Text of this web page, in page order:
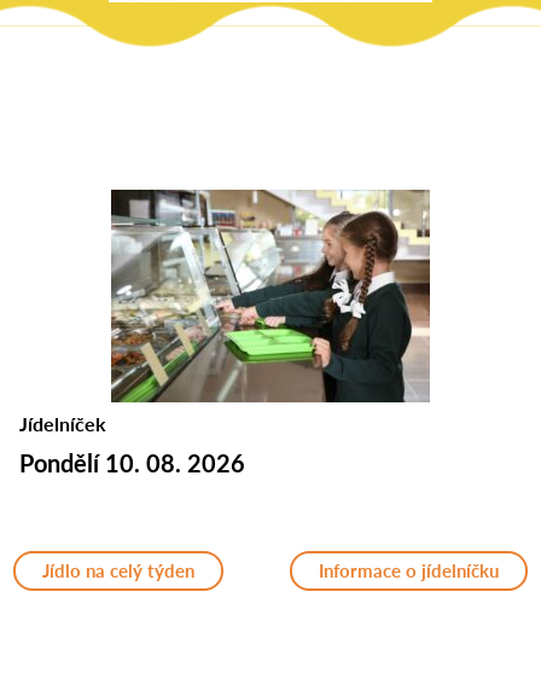
Jídelníček
Pondělí 10. 08. 2026
Jídlo na celý týden Informace o jídelníčku